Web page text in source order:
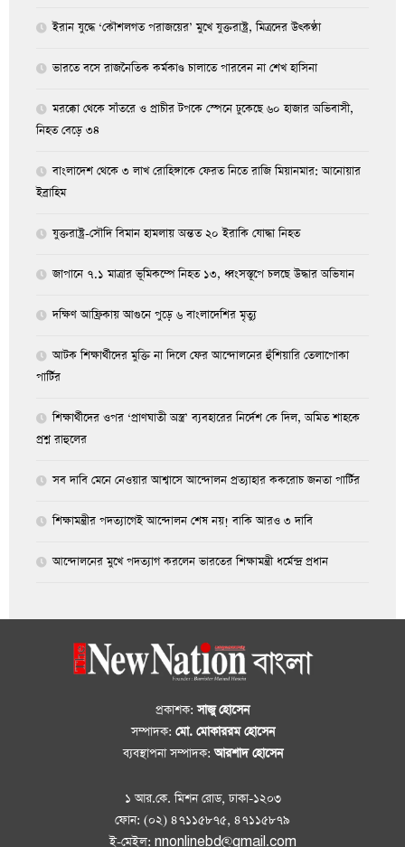
ইরান যুদ্ধে ‘কৌশলগত পরাজয়ের’ মুখে যুক্তরাষ্ট্র, মিত্রদের উৎকণ্ঠা
ভারতে বসে রাজনৈতিক কর্মকাণ্ড চালাতে পারবেন না শেখ হাসিনা
মরক্কো থেকে সাঁতরে ও প্রাচীর টপকে স্পেনে ঢুকেছে ৬০ হাজার অভিবাসী,
নিহত বেড়ে ৩৪
বাংলাদেশ থেকে ৩ লাখ রোহিঙ্গাকে ফেরত নিতে রাজি মিয়ানমার: আনোয়ার
ইব্রাহিম
যুক্তরাষ্ট্র-সৌদি বিমান হামলায় অন্তত ২০ ইরাকি যোদ্ধা নিহত
জাপানে ৭.১ মাত্রার ভূমিকম্পে নিহত ১৩, ধ্বংসস্তূপে চলছে উদ্ধার অভিযান
দক্ষিণ আফ্রিকায় আগুনে পুড়ে ৬ বাংলাদেশির মৃত্যু
আটক শিক্ষার্থীদের মুক্তি না দিলে ফের আন্দোলনের হুঁশিয়ারি তেলাপোকা
পার্টির
শিক্ষার্থীদের ওপর ‘প্রাণঘাতী অস্ত্র’ ব্যবহারের নির্দেশ কে দিল, অমিত শাহকে
প্রশ্ন রাহুলের
সব দাবি মেনে নেওয়ার আশ্বাসে আন্দোলন প্রত্যাহার ককরোচ জনতা পার্টির
শিক্ষামন্ত্রীর পদত্যাগেই আন্দোলন শেষ নয়! বাকি আরও ৩ দাবি
আন্দোলনের মুখে পদত্যাগ করলেন ভারতের শিক্ষামন্ত্রী ধর্মেন্দ্র প্রধান
প্রকাশক:সাজু হোসেন
সম্পাদক: মো. মোকাররম হোসেন
ব্যবস্থাপনা সম্পাদক:আরশাদ হোসেন
১ আর.কে. মিশন রোড, ঢাকা-১২০৩
ফোন: (০২) ৪৭১১৫৮৭৫, ৪৭১১৫৮৭৯
ই-মেইল: nnonlinebd@gmail.com